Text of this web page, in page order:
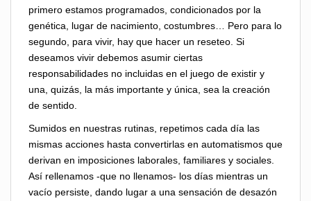
primero estamos programados, condicionados por la
genética, lugar de nacimiento, costumbres… Pero para lo
segundo, para vivir, hay que hacer un reseteo. Si
deseamos vivir debemos asumir ciertas
responsabilidades no incluidas en el juego de existir y
una, quizás, la más importante y única, sea la creación
de sentido.
Sumidos en nuestras rutinas, repetimos cada día las
mismas acciones hasta convertirlas en automatismos que
derivan en imposiciones laborales, familiares y sociales.
Así rellenamos -que no llenamos- los días mientras un
vacío persiste, dando lugar a una sensación de desazón